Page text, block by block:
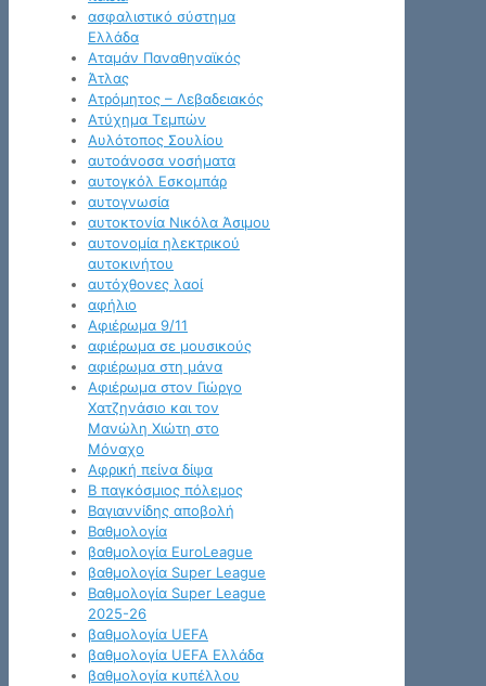
ασφαλιστικό σύστημα
Ελλάδα
Αταμάν Παναθηναϊκός
Άτλας
Ατρόμητος – Λεβαδειακός
Ατύχημα Τεμπών
Αυλότοπος Σουλίου
αυτοάνοσα νοσήματα
αυτογκόλ Εσκομπάρ
αυτογνωσία
αυτοκτονία Νικόλα Άσιμου
αυτονομία ηλεκτρικού
αυτοκινήτου
αυτόχθονες λαοί
αφήλιο
Αφιέρωμα 9/11
αφιέρωμα σε μουσικούς
αφιέρωμα στη μάνα
Αφιέρωμα στον Γιώργο
Χατζηνάσιο και τον
Μανώλη Χιώτη στο
Μόναχο
Αφρική πείνα δίψα
Β παγκόσμιος πόλεμος
Βαγιαννίδης αποβολή
Βαθμολογία
βαθμολογία EuroLeague
βαθμολογία Super League
Βαθμολογία Super League
2025-26
βαθμολογία UEFA
βαθμολογία UEFA Ελλάδα
βαθμολογία κυπέλλου